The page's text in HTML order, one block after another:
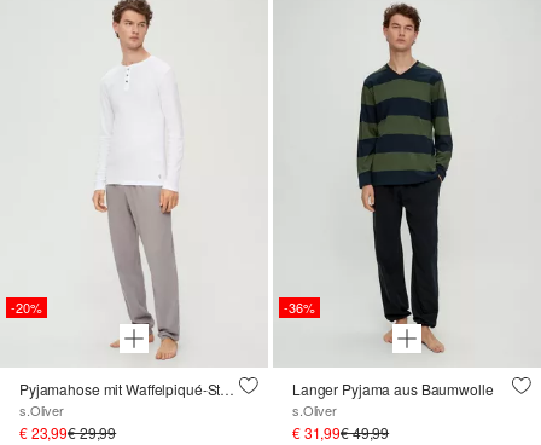
-20%
Pyjamahose mit Waffelpiqué-Struktur
s.Oliver
€ 23,99€ 29,99
-36%
Langer Pyjama aus Baumwolle
s.Oliver
€ 31,99€ 49,99